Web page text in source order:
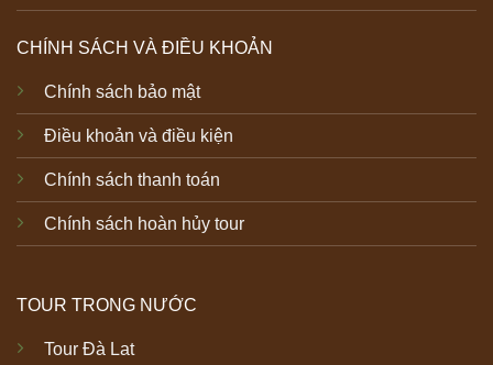
CHÍNH SÁCH VÀ ĐIỀU KHOẢN
Chính sách bảo mật
Điều khoản và điều kiện
Chính sách thanh toán
Chính sách hoàn hủy tour
TOUR TRONG NƯỚC
Tour Đà Lat